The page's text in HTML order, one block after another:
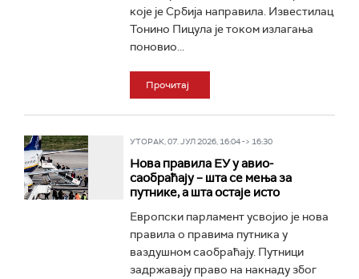
које је Србија направила. Известилац
Тонино Пицула је током излагања
поновио...
Прочитај
УТОРАК, 07. ЈУЛ 2026, 16:04 -> 16:30
Нова правила ЕУ у авио-
саобраћају – шта се мења за
путнике, а шта остаје исто
Европски парламент усвојио је нова
правила о правима путника у
ваздушном саобраћају. Путници
задржавају право на накнаду због